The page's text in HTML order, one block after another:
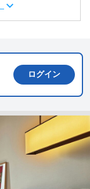
ログイン